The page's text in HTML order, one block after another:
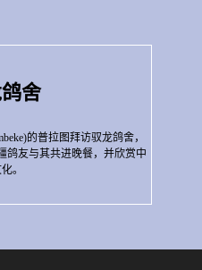
舍
的普拉图拜访驭龙鸽舍，
鸽友与其共进晚餐，并欣赏中
。